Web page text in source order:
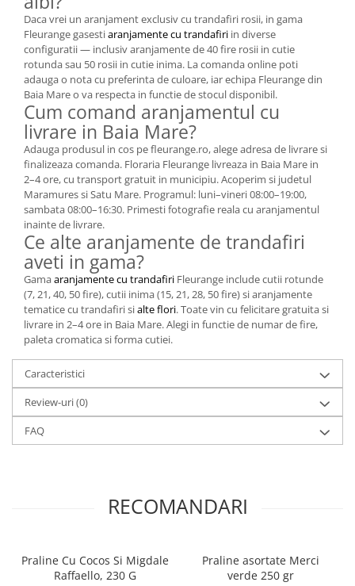
Daca vrei un aranjament exclusiv cu trandafiri rosii, in gama
Fleurange gasestiaranjamente cu trandafiri in diverse
configuratii — inclusiv aranjamente de 40 fire rosii in cutie
rotunda sau 50 rosii in cutie inima. La comanda online poti
adauga o nota cu preferinta de culoare, iar echipa Fleurange din
Baia Mare o va respecta in functie de stocul disponibil.
Cum comand aranjamentul cu
livrare in Baia Mare?
Adauga produsul in cos pe fleurange.ro, alege adresa de livrare si
finalizeaza comanda. Floraria Fleurange livreaza in Baia Mare in
2–4 ore, cu transport gratuit in municipiu. Acoperim si judetul
Maramures si Satu Mare. Programul: luni–vineri 08:00–19:00,
sambata 08:00–16:30. Primesti fotografie reala cu aranjamentul
inainte de livrare.
Ce alte aranjamente de trandafiri
aveti in gama?
Gamaaranjamente cu trandafiri Fleurange include cutii rotunde
(7, 21, 40, 50 fire), cutii inima (15, 21, 28, 50 fire) si aranjamente
tematice cu trandafiri sialte flori. Toate vin cu felicitare gratuita si
livrare in 2–4 ore in Baia Mare. Alegi in functie de numar de fire,
paleta cromatica si forma cutiei.
Caracteristici
Review-uri(0)
FAQ
RECOMANDARI
Praline Cu Cocos Si Migdale
Raffaello, 230 G
Praline asortate Merci
verde 250 gr